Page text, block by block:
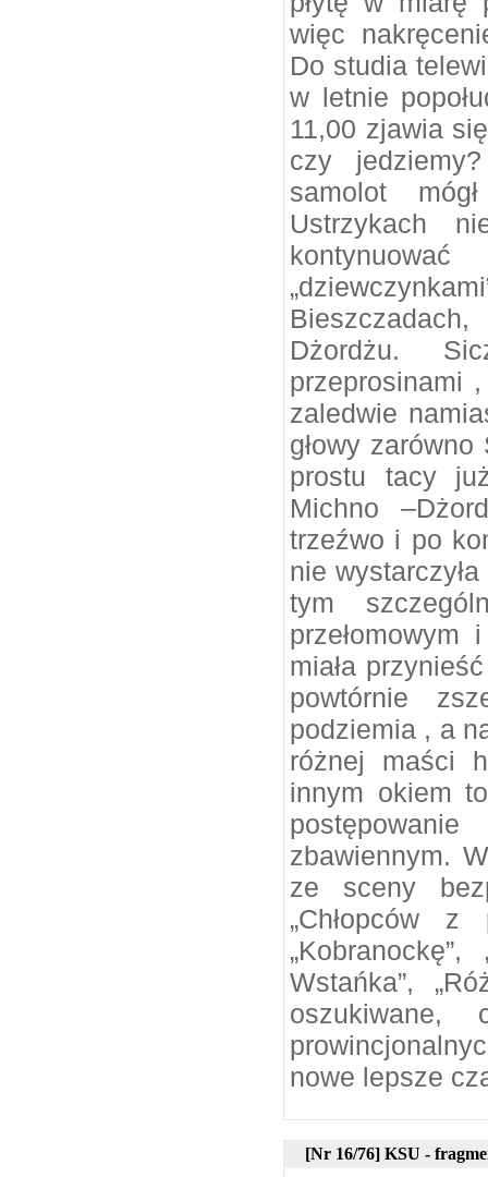
więc
Do studia
w letnie
11,00 zjawia
czy
samolot
Ustrzykach
Dżordżu.
przeprosinami
zaledwie
głowy
prostu tacy
Michno
trzeźwo i po
nie
tym
przełomowym
miała
powtórnie
podziemia , a
różnej maści
innym okiem
zbawiennym.
ze sceny
„Chłopców
Wstańka”,
nowe lepsze
[Nr 16/76] KSU -